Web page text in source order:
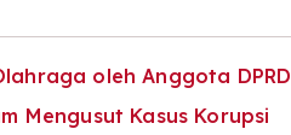
oleh Anggota DPRD
Mengusut Kasus Korupsi